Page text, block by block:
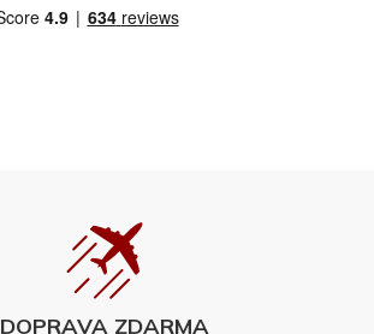
DOPRAVA ZDARMA